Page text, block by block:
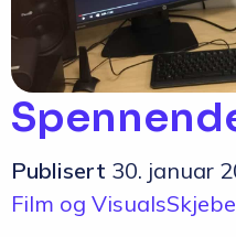
Q&A
Opptakskrav og
Publisert 30. januar
Film og Visuals